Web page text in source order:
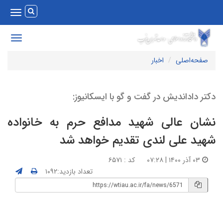
Toggle
Toggle
صفحه‌اصلی
اخبار
داداندیش در گفت و گو با ایسکانیوز:
عالی شهید مدافع حرم به خانواده
علی لندی تقدیم خواهد شد
کد : ۶۵۷۱
تعداد بازدید:۱۰۹۲